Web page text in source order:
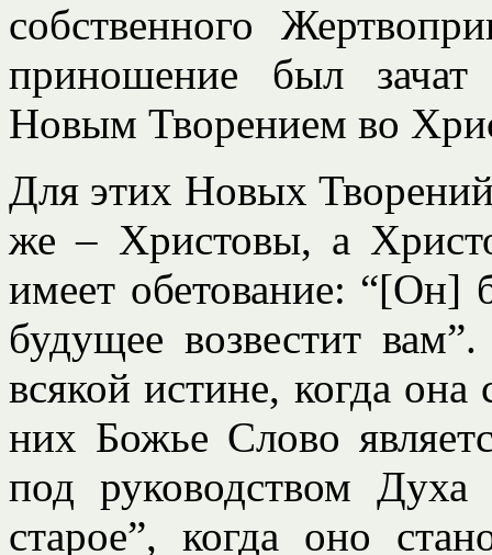
собственного
приношение был
Новым Творением во
Для этих Новых
же – Христовы, а
имеет обетование: “[Он]
будущее возвестит
всякой истине, когда
них Божье Слово
под руководством
старое”, когда оно